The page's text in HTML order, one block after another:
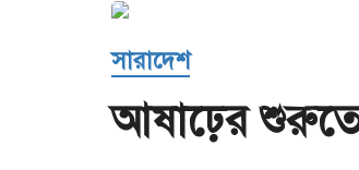
সারাদেশ
আষাঢ়ের শুরুতে